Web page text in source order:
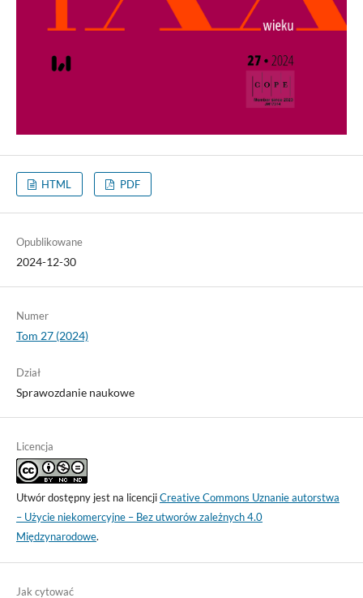
HTML PDF
Opublikowane
2024-12-30
Numer
Tom 27 (2024)
Dział
Sprawozdanie naukowe
Licencja
Utwór dostępny jest na licencjiCreative Commons Uznanie autorstwa
– Użycie niekomercyjne – Bez utworów zależnych 4.0
Międzynarodowe.
Jak cytować